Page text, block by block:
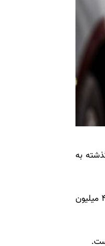
به
بررسی‌ها نشان می‌داد که طی ۲۴ ساعت گذشته در میان خودروهای خارجی، قیمت هایما 8S به ۲ میلیارد و ۴۵۰ میلیون